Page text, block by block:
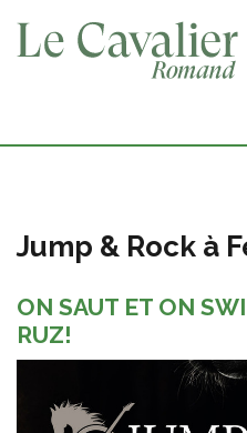
Jump & Rock à
ON SAUT ET ON
RUZ!